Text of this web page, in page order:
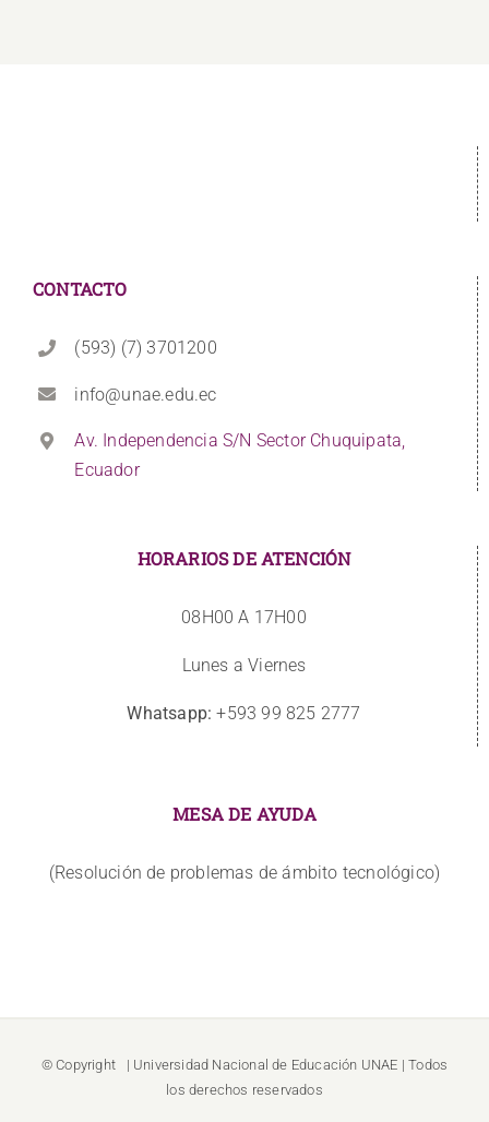
CONTACTO
(593) (7) 3701200
info@unae.edu.ec
Av. Independencia S/N Sector Chuquipata,
Ecuador
HORARIOS DE ATENCIÓN
08H00 A 17H00
Lunes a Viernes
Whatsapp: +593 99 825 2777
MESA DE AYUDA
(Resolución de problemas de ámbito tecnológico)
© Copyright | Universidad Nacional de Educación UNAE | Todos
los derechos reservados